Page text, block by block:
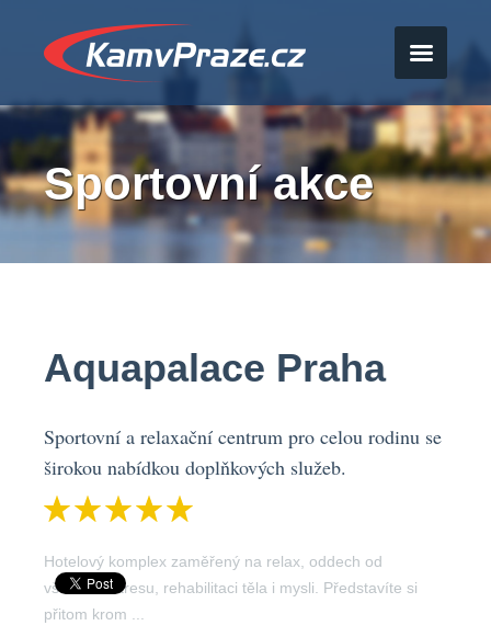
Sportovní akce
Aquapalace Praha
Sportovní a relaxační centrum pro celou rodinu se
širokou nabídkou doplňkových služeb.
Hotelový komplex zaměřený na relax, oddech od
všedního stresu, rehabilitaci těla i mysli. Představíte si
přitom krom ...